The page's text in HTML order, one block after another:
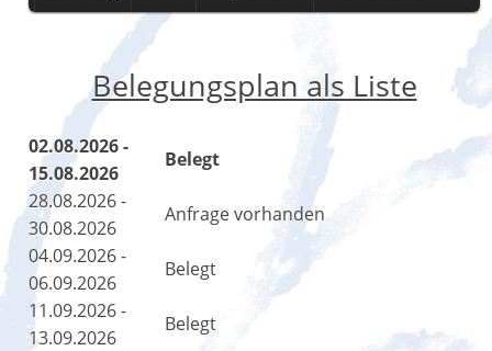
Belegungsplan als Liste
02.08.2026 -
15.08.2026
Belegt
28.08.2026 -
30.08.2026
Anfrage vorhanden
04.09.2026 -
06.09.2026
Belegt
11.09.2026 -
13.09.2026
Belegt